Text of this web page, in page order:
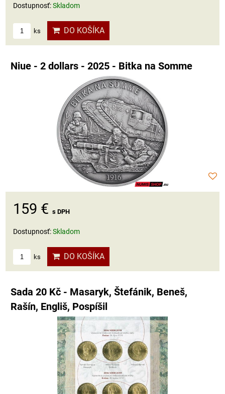
Dostupnosť:Skladom
ks DO KOŠÍKA
Niue - 2 dollars - 2025 - Bitka na Somme
159 € s DPH
Dostupnosť:Skladom
ks DO KOŠÍKA
Sada 20 Kč - Masaryk, Štefánik, Beneš,
Rašín, Engliš, Pospíšil